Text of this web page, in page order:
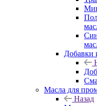
Добавки
Масла для
Назад